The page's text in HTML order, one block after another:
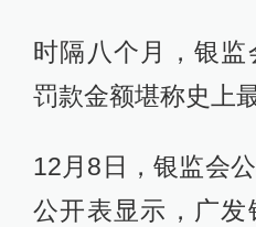
时隔八个月，银监
罚款金额堪称史上最
12月8日，银监会
公开表显示，广